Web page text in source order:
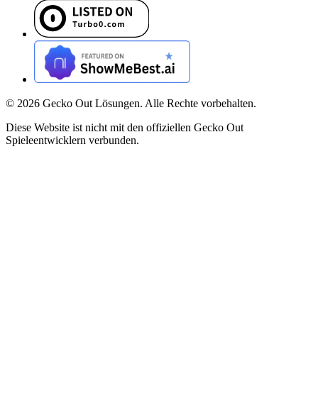
© 2026 Gecko Out Lösungen. Alle Rechte vorbehalten.
Diese Website ist nicht mit den offiziellen Gecko Out
Spieleentwicklern verbunden.